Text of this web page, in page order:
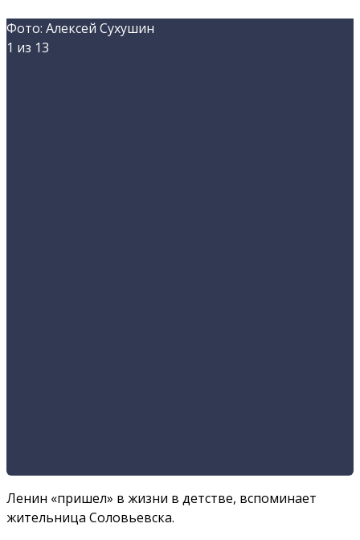
Фото: Алексей Сухушин
1 из 13
Ленин «пришел» в жизни в детстве, вспоминает
жительница Соловьевска.